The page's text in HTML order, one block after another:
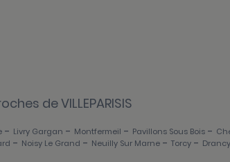
de VILLEPARISIS
- Livry Gargan - Montfermeil - Pavillons Sous Bois -
- Noisy Le Grand - Neuilly Sur Marne - Torcy - Drancy